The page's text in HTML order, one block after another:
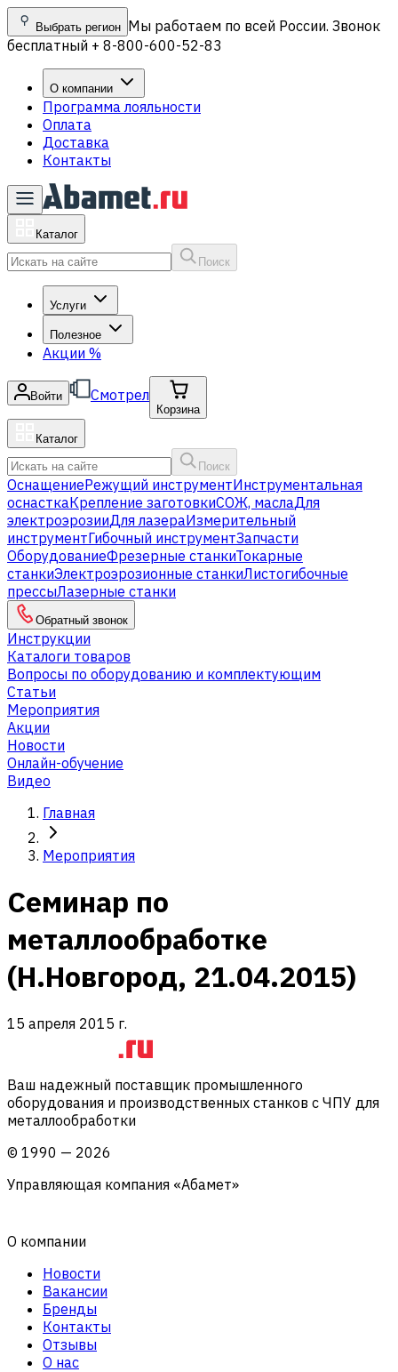
Выбрать регион Мы работаем по всей России. Звонок
бесплатный + 8-800-600-52-83
О компании
Программа лояльности
Оплата
Доставка
Контакты
Каталог
Поиск
Услуги
Полезное
Акции %
Войти Смотрел
Корзина
Каталог
Поиск
ОснащениеРежущий инструментИнструментальная
оснасткаКрепление заготовкиСОЖ, маслаДля
электроэрозииДля лазераИзмерительный
инструментГибочный инструментЗапчасти
ОборудованиеФрезерные станкиТокарные
станкиЭлектроэрозионные станкиЛистогибочные
прессыЛазерные станки
Обратный звонок
Инструкции
Каталоги товаров
Вопросы по оборудованию и комплектующим
Статьи
Мероприятия
Акции
Новости
Онлайн-обучение
Видео
Главная
Мероприятия
Семинар по
металлообработке
(Н.Новгород, 21.04.2015)
15 апреля 2015 г.
Ваш надежный поставщик промышленного
оборудования и производственных станков с ЧПУ для
металлообработки
© 1990 — 2026
Управляющая компания «Абамет»
О компании
Новости
Вакансии
Бренды
Контакты
Отзывы
О нас